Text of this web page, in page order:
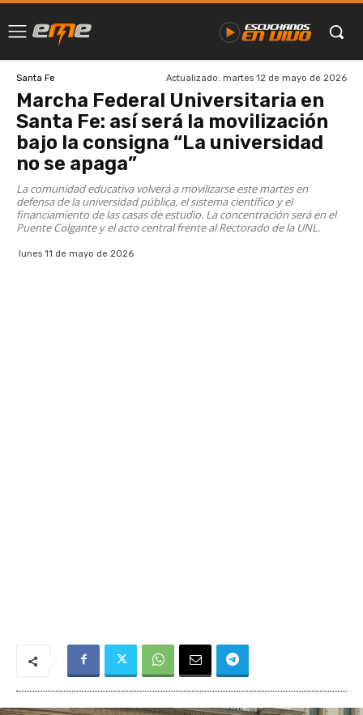
Santa Fe Actualizado: martes 12 de mayo de 2026
Marcha Federal Universitaria en
Santa Fe: así será la movilización
bajo la consigna “La universidad
no se apaga”
La comunidad educativa volverá a movilizarse este martes en
defensa de la universidad pública, el sistema científico y el
financiamiento de las casas de estudio. La concentración será en el
Puente Colgante y el acto central frente al Rectorado de la UNL.
lunes 11 de mayo de 2026